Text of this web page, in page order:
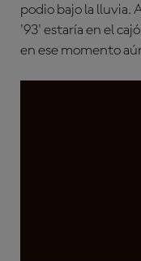
podio bajo la lluvia.
'93' estaría en el
en ese momento